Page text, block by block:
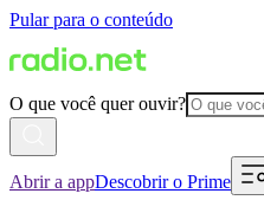
Pular para o conteúdo
O que você quer ouvir?
Abrir a appDescobrir o Prime